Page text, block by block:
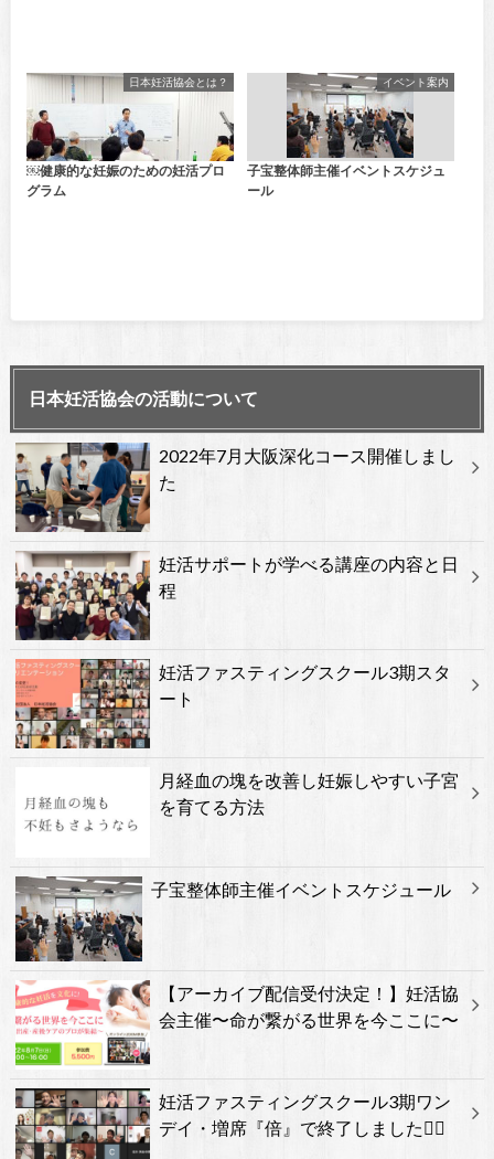
日本妊活協会とは？
￼健康的な妊娠のための妊活プロ
グラム
イベント案内
子宝整体師主催イベントスケジュ
ール
日本妊活協会の活動について
2022年7月大阪深化コース開催しまし
た
妊活サポートが学べる講座の内容と日
程
妊活ファスティングスクール3期スタ
ート
月経血の塊を改善し妊娠しやすい子宮
を育てる方法
子宝整体師主催イベントスケジュール
【アーカイブ配信受付決定！】妊活協
会主催〜命が繋がる世界を今ここに〜
妊活ファスティングスクール3期ワン
デイ・増席『倍』で終了しました🙇‍♂️